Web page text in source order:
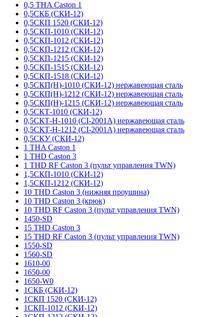
0,5 THA Caston 1
0,5СКБ (СКИ-12)
0,5СКП 1520 (СКИ-12)
0,5СКП-1010 (СКИ-12)
0,5СКП-1012 (СКИ-12)
0,5СКП-1212 (СКИ-12)
0,5СКП-1215 (СКИ-12)
0,5СКП-1515 (СКИ-12)
0,5СКП-1518 (СКИ-12)
0,5СКП(Н)-1010 (СКИ-12) нержавеющая сталь
0,5СКП(Н)-1212 (СКИ-12) нержавеющая сталь
0,5СКП(Н)-1215 (СКИ-12) нержавеющая сталь
0,5СКТ-1010 (СКИ-12)
0,5СКТ-Н-1010 (CI-2001A) нержавеющая сталь
0,5СКТ-Н-1212 (CI-2001A) нержавеющая сталь
0,5СКУ (СКИ-12)
1 THA Caston 1
1 THD Caston 3
1 THD RF Caston 3 (пульт управления TWN)
1,5СКП-1010 (СКИ-12)
1,5СКП-1212 (СКИ-12)
10 THD Caston 3 (нижняя проушина)
10 THD Caston 3 (крюк)
10 THD RF Caston 3 (пульт управления TWN)
1450-SD
15 THD Caston 3
15 THD RF Caston 3 (пульт управления TWN)
1550-SD
1560-SD
1610-00
1650-00
1650-W0
1СКБ (СКИ-12)
1СКП 1520 (СКИ-12)
1СКП-1012 (СКИ-12)